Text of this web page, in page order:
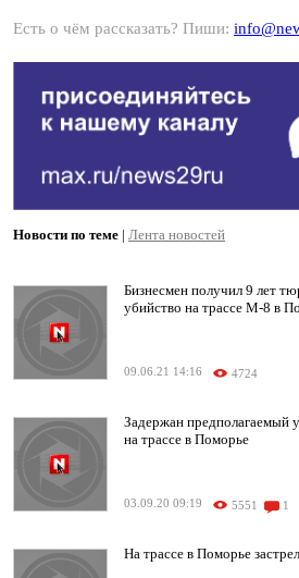
Есть о чём рассказать? Пиши:
Новости по теме | Лента новостей
Бизнесмен получил 9 лет
убийство на трассе М-8 в
09.06.21 14:16 4724
Задержан предполагаемый
на трассе в Поморье
03.09.20 09:19 5551 1
На трассе в Поморье